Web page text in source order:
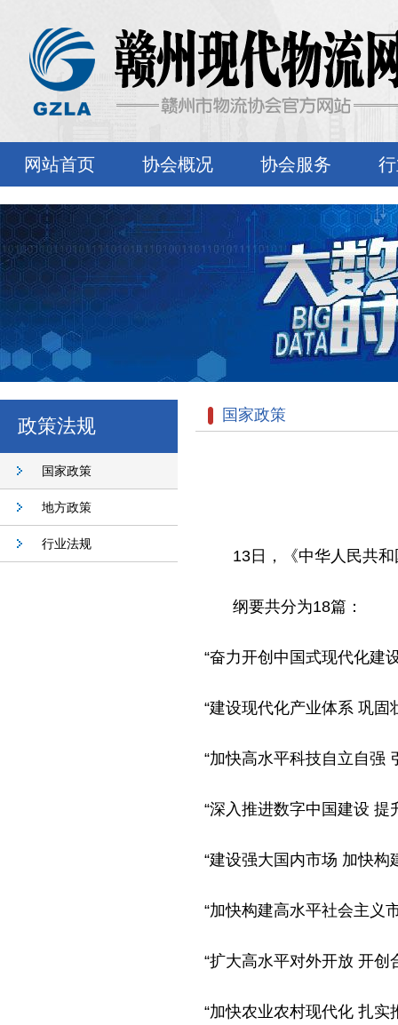
网站首页 协会概况 协会服务
政策法规
国家政策
地方政策
行业法规
国家政策
13日，《中华人民共
纲要共分为18篇：
“奋力开创中国式现代化建
“建设现代化产业体系 巩固
“加快高水平科技自立自强
“深入推进数字中国建设 提
“建设强大国内市场 加快构
“加快构建高水平社会主义
“扩大高水平对外开放 开创
“加快农业农村现代化 扎实